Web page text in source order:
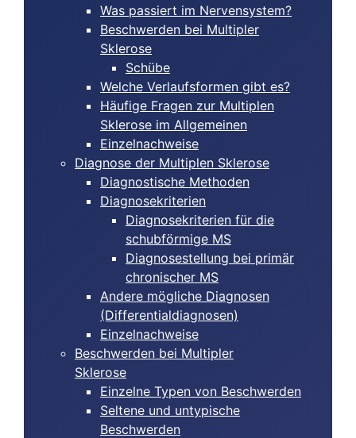
Was passiert im Nervensystem?
Beschwerden bei Multipler
Sklerose
Schübe
Welche Verlaufsformen gibt es?
Häufige Fragen zur Multiplen
Sklerose im Allgemeinen
Einzelnachweise
Diagnose der Multiplen Sklerose
Diagnostische Methoden
Diagnosekriterien
Diagnosekriterien für die
schubförmige MS
Diagnosestellung bei primär
chronischer MS
Andere mögliche Diagnosen
(Differentialdiagnosen)
Einzelnachweise
Beschwerden bei Multipler
Sklerose
Einzelne Typen von Beschwerden
Seltene und untypische
Beschwerden